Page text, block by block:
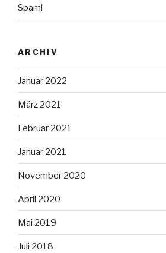
Spam!
ARCHIV
Januar 2022
März 2021
Februar 2021
Januar 2021
November 2020
April 2020
Mai 2019
Juli 2018